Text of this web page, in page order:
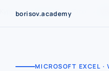
borisov.academy
Курсы › Microsoft ›
MICROSOFT EXCEL ·